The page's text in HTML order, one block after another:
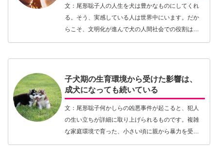
文：尾形聡子人の人生を犬は豊かなものにしてくれ
る。そう、実感している人は世界中にいます。だか
らこそ、文明化が進んで犬の人間社会での役割は変
化してきましたが、それでもなお、犬は多くの人に
子犬期の生育環境から受けた影響は、
成犬になっても続いている
文：尾形聡子何かしらの凶悪事件が起こると、犯人
の生い立ちが詳細に取り上げられるものです。複雑
な家庭環境で育った、小さい頃に親から暴力を受け
ていた、育児放棄されていた…というような言葉が